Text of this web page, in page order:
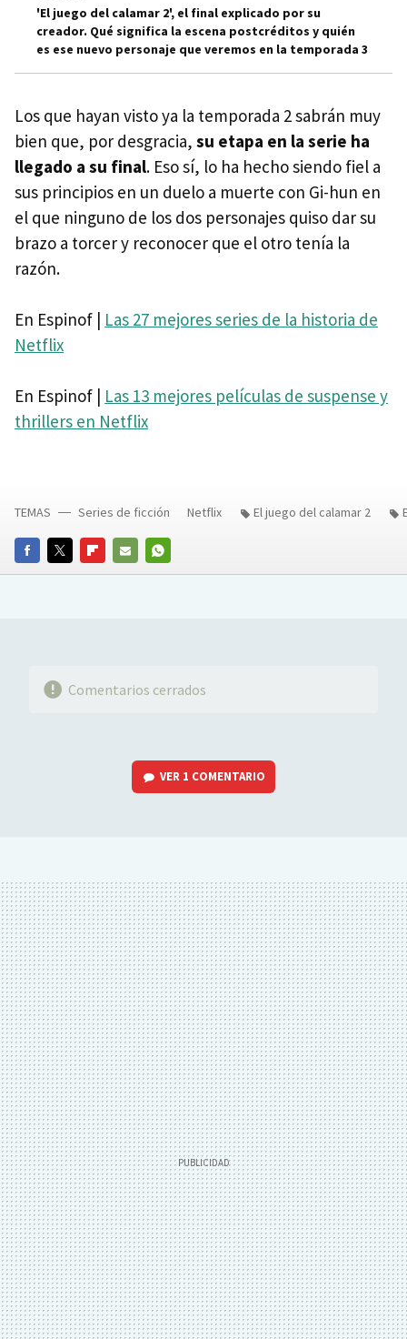
'El juego del calamar 2', el final explicado por su
creador. Qué significa la escena postcréditos y quién
es ese nuevo personaje que veremos en la temporada 3
Los que hayan visto ya la temporada 2 sabrán muy
bien que, por desgracia, su etapa en la serie ha
llegado a su final. Eso sí, lo ha hecho siendo fiel a
sus principios en un duelo a muerte con Gi-hun en
el que ninguno de los dos personajes quiso dar su
brazo a torcer y reconocer que el otro tenía la
razón.
En Espinof | Las 27 mejores series de la historia de
Netflix
En Espinof | Las 13 mejores películas de suspense y
thrillers en Netflix
FACEBOOKTWITTERFLIPBOARD
E-
WHATSAPP
TEMAS Series de ficción Netflix El juego del calamar 2
Comentarios cerrados
VER 1 COMENTARIO